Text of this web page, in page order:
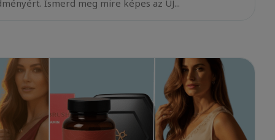
Ismerd meg mire képes az ÚJ...